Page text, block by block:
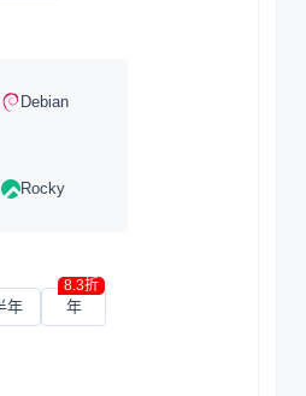
Debian
Rocky
年 年
8.3折